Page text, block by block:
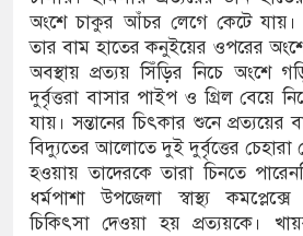
দিবস
অংশে চাকুর আঁচর লেগে কেটে
তার বাম হাতের কনুইয়ের ওপরের
অবস্থায় প্রত্যয় সিঁড়ির নিচে অংশে
দুর্বৃত্তরা বাসার পাইপ ও গ্রিল বেয়ে
যায়। সন্তানের চিৎকার শুনে প্রত্যয়ের
বিদ্যুতের আলোতে দুই দুর্বৃত্তের
হওয়ায় তাদেরকে তারা চিনতে
ধর্মপাশা উপজেলা স্বাস্থ্য
চিকিৎসা দেওয়া হয় প্রত্যয়কে।